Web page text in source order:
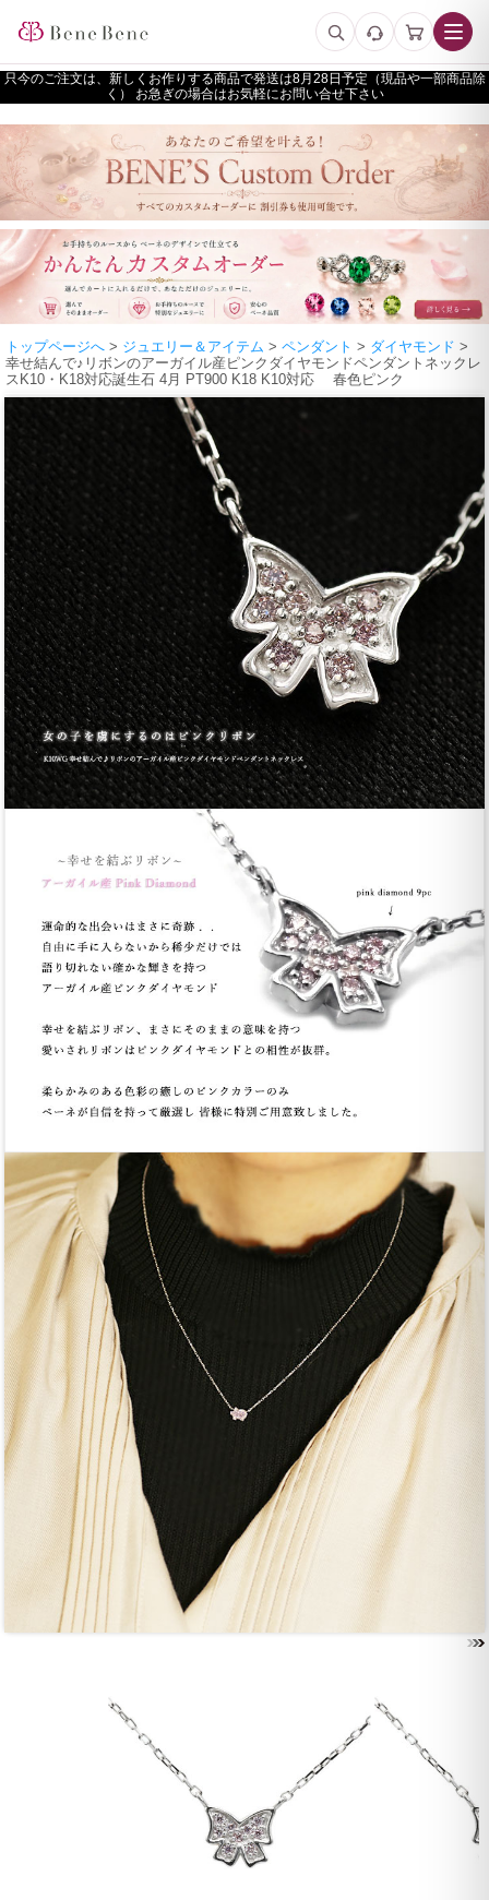
只今のご注文は、新しくお作りする商品で発送は
予定（現品や一部商品除
く） お急ぎの場合はお気軽にお問い合せ下さい
トップページへ > ジュエリー＆アイテム > ペンダント > ダイヤモンド >
幸せ結んで♪リボンのアーガイル産ピンクダイヤモンドペンダントネックレ
スK10・K18対応誕生石 4月 PT900 K18 K10対応 春色ピンク